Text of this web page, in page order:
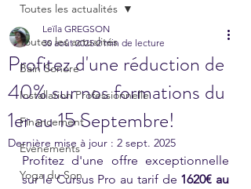
Toutes les actualités
Bain Sonore
Installation Professionnelle
Financement
Evénements
Yoga du Son
Toutes les actualités
Profitez d'une réduction de
40% sur nos formations du
1er au 15 Septembre!
Leïla GREGSON
30 août 2025 2 min de lecture
Dernière mise à jour : 2 sept. 2025
Profitez d'une offre exceptionnelle
sur le Cursus Pro au tarif de 1620€ au